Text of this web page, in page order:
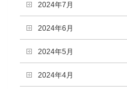
2024年7月
2024年6月
2024年5月
2024年4月